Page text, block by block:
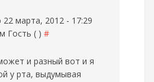
марта, 2012 - 17:29
Гость ( ) #
и разный вот и я
у рта, выдумывая